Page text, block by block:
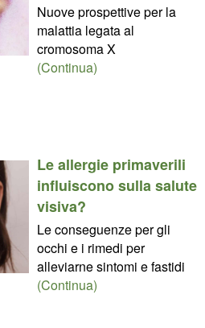
Nuove prospettive per la
malattia legata al
cromosoma X
(Continua)
Le allergie primaverili
influiscono sulla salute
visiva?
Le conseguenze per gli
occhi e i rimedi per
alleviarne sintomi e fastidi
(Continua)